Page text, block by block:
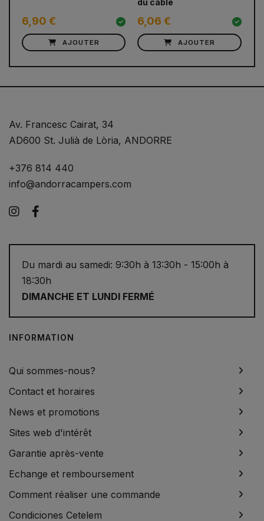
6,90 €
AJOUTER
du câble
6,06 €
AJOUTER
Av. Francesc Cairat, 34
AD600 St. Julià de Lòria, ANDORRE
+376 814 440
info@andorracampers.com
Instagram
Du mardi au samedi: 9:30h à 13:30h - 15:00h à
18:30h
DIMANCHE ET LUNDI FERMÉ
INFORMATION
Qui sommes-nous?
Contact et horaires
News et promotions
Sites web d'intérêt
Garantie après-vente
Echange et remboursement
Comment réaliser une commande
Condiciones Cetelem